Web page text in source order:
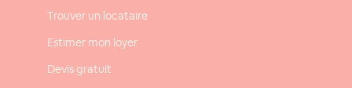
Trouver un locataire
Estimer mon loyer
Devis gratuit